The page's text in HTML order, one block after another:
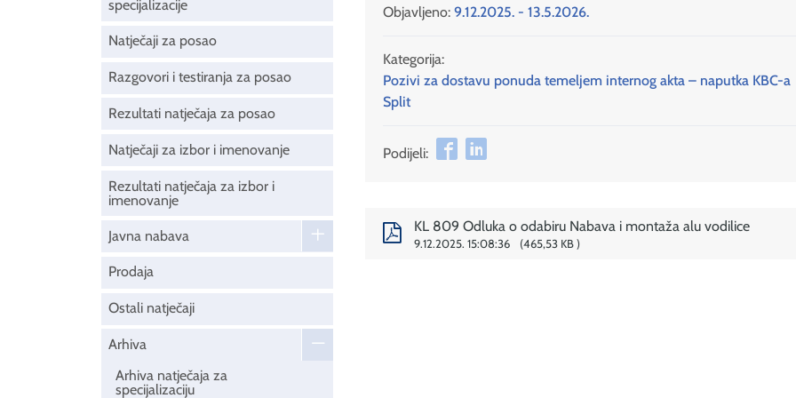
specijalizacije
Natječaji za posao
Razgovori i testiranja za posao
Rezultati natječaja za posao
Natječaji za izbor i imenovanje
Rezultati natječaja za izbor i
imenovanje
Javna nabava
Prodaja
Ostali natječaji
Arhiva
Arhiva natječaja za
specijalizaciju
Objavljeno: 9.12.2025. - 13.5.2026.
Kategorija:
Pozivi za dostavu ponuda temeljem internog akta – naputka KBC-a
Split
Podijeli:
KL 809 Odluka o odabiru Nabava i montaža alu vodilice
9.12.2025. 15:08:36 465,53 KB